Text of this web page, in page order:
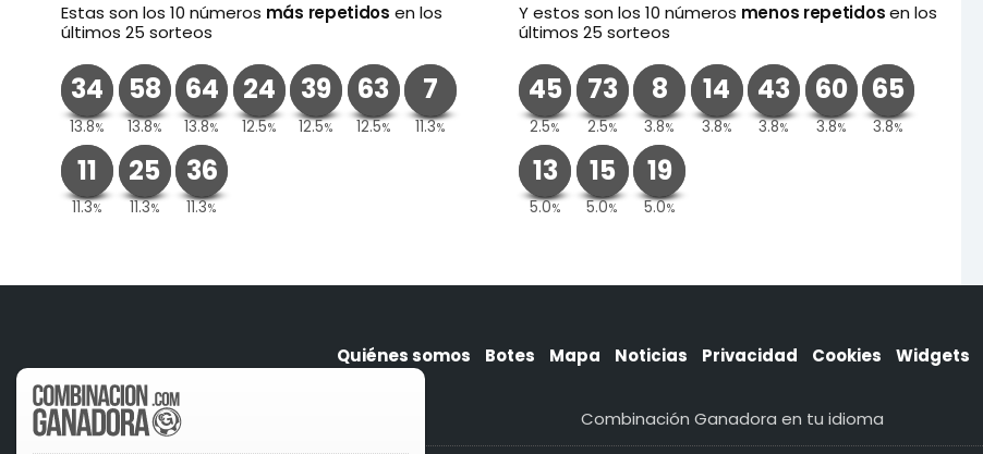
Estas son los 10 números más repetidos en los
últimos 25 sorteos
34
13.8%
58
13.8%
64
13.8%
24
12.5%
39
12.5%
63
12.5%
7
11.3%
11
11.3%
25
11.3%
36
11.3%
Y estos son los 10 números menos repetidosen los
últimos 25 sorteos
45
2.5%
73
2.5%
8
3.8%
14
3.8%
43
3.8%
60
3.8%
65
3.8%
13
5.0%
15
5.0%
19
5.0%
Quiénes somos Botes Mapa Noticias Privacidad Cookies Widgets
Combinación Ganadora en tu idioma